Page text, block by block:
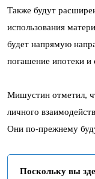
Также будут
использования
будет напрямую
погашение ипотеки и
Мишустин отметил,
личного
Они по-прежнему
Поскольку вы